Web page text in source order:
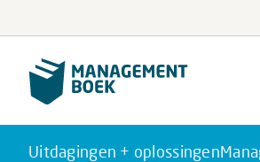
Uitdagingen + oplossingen